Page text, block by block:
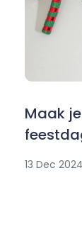
Maak
13 Dec 2024